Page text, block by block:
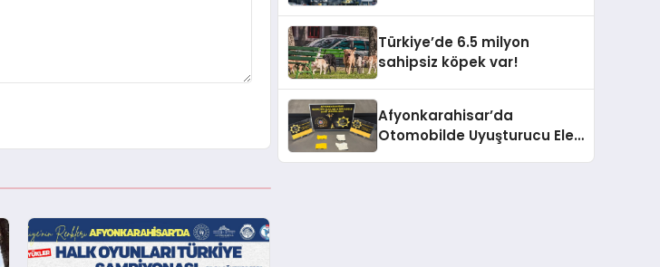
Türkiye’de 6.5 milyon
sahipsiz köpek var!
Afyonkarahisar’da
Otomobilde Uyuşturucu Ele